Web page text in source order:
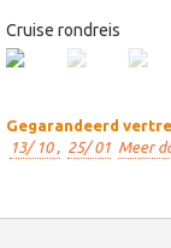
Cruise rondreis
Gegarandeerd
13/ 10 , 25/ 01 Meer